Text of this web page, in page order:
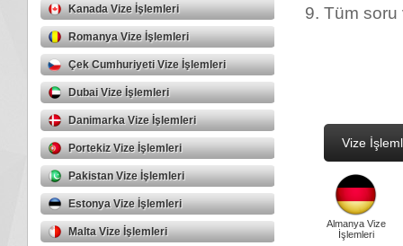
Kanada Vize İşlemleri
Romanya Vize İşlemleri
Çek Cumhuriyeti Vize İşlemleri
Dubai Vize İşlemleri
Danimarka Vize İşlemleri
Portekiz Vize İşlemleri
Pakistan Vize İşlemleri
Estonya Vize İşlemleri
Malta Vize İşlemleri
Tüm soru
Vize
Almanya Vize
İşlemleri